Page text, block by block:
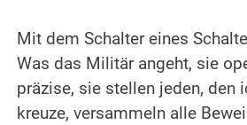
Mit dem Schalter eines
Was das Militär angeht, sie
präzise, sie stellen jeden, den
kreuze, versammeln alle